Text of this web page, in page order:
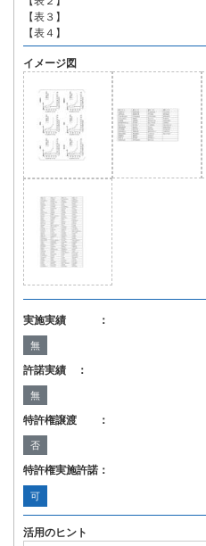
【表３】
【表４】
イメージ図
実施実績 ：
無
許諾実績 ：
無
特許権譲渡 ：
否
特許権実施許諾：
可
活用のヒント